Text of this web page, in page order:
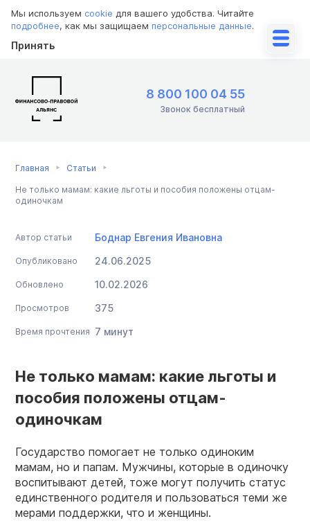
Мы используем cookie для вашего удобства. Читайте
подробнее, как мы защищаем персональные данные.
Принять
8 800 100 04 55
Звонок бесплатный
Главная Статьи
Не только мамам: какие льготы и пособия положены отцам-
одиночкам
Автор статьи Боднар Евгения Ивановна
Опубликовано 24.06.2025
Обновлено 10.02.2026
Просмотров 375
Время прочтения 7 минут
Не только мамам: какие льготы и
пособия положены отцам-
одиночкам
Государство помогает не только одиноким
мамам, но и папам. Мужчины, которые в одиночку
воспитывают детей, тоже могут получить статус
единственного родителя и пользоваться теми же
мерами поддержки, что и женщины.